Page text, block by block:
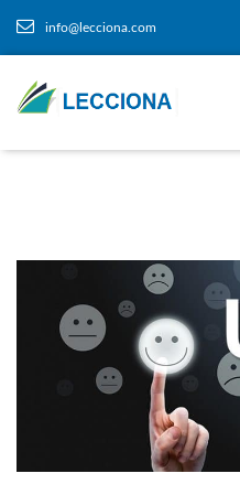
info@lecciona.com